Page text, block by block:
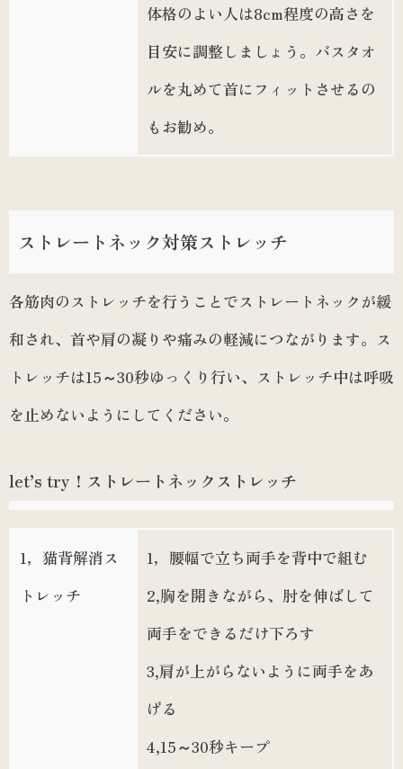
体格のよい人は8cm程度の高さを
目安に調整しましょう。バスタオ
ルを丸めて首にフィットさせるの
もお勧め。
ストレートネック対策ストレッチ
各筋肉のストレッチを行うことでストレートネックが緩
和され、首や肩の凝りや痛みの軽減につながります。ス
トレッチは15～30秒ゆっくり行い、ストレッチ中は呼吸
を止めないようにしてください。
let’s try！ストレートネックストレッチ
1，猫背解消ス
トレッチ
1，腰幅で立ち両手を背中で組む
2,胸を開きながら、肘を伸ばして
両手をできるだけ下ろす
3,肩が上がらないように両手をあ
げる
4,15～30秒キープ